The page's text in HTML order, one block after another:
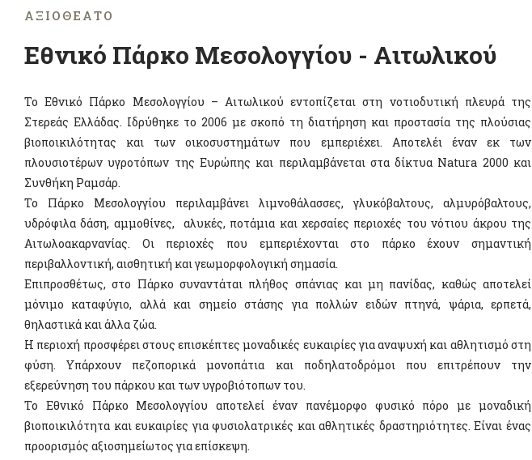
ΑΞΙΟΘΈΑΤΟ
Εθνικό Πάρκο Μεσολογγίου - Αιτωλικού
Το Εθνικό Πάρκο Μεσολογγίου – Αιτωλικού εντοπίζεται στη νοτιοδυτική πλευρά της
Στερεάς Ελλάδας. Ιδρύθηκε το 2006 με σκοπό τη διατήρηση και προστασία της πλούσιας
βιοποικιλότητας και των οικοσυστημάτων που εμπεριέχει. Αποτελέι έναν εκ των
πλουσιοτέρων υγροτόπων της Ευρώπης και περιλαμβάνεται στα δίκτυα Natura 2000 και
Συνθήκη Ραμσάρ.
Το Πάρκο Μεσολογγίου περιλαμβάνει λιμνοθάλασσες, γλυκόβαλτους, αλµυρόβαλτους,
υδρόφιλα δάση, αμμοθίνες, αλυκές, ποτάμια και χερσαίες περιοχές του νότιου άκρου της
Αιτωλοακαρνανίας. Οι περιοχές που εμπεριέχονται στο πάρκο έχουν σημαντική
περιβαλλοντική, αισθητική και γεωμορφολογική σημασία.
Επιπροσθέτως, στο Πάρκο συναντάται πλήθος σπάνιας και μη πανίδας, καθώς αποτελεί
μόνιμο καταφύγιο, αλλά και σημείο στάσης για πολλών ειδών πτηνά, ψάρια, ερπετά,
θηλαστικά και άλλα ζώα.
Η περιοχή προσφέρει στους επισκέπτες μοναδικές ευκαιρίες για αναψυχή και αθλητισμό στη
φύση. Υπάρχουν πεζοπορικά μονοπάτια και ποδηλατοδρόμοι που επιτρέπουν την
εξερεύνηση του πάρκου και των υγροβιότοπων του.
Το Εθνικό Πάρκο Μεσολογγίου αποτελεί έναν πανέμορφο φυσικό πόρο με μοναδική
βιοποικιλότητα και ευκαιρίες για φυσιολατρικές και αθλητικές δραστηριότητες. Είναι ένας
προορισμός αξιοσημείωτος για επίσκεψη.